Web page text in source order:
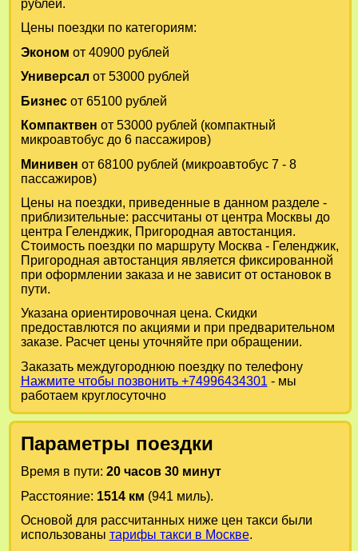
рублей.
Цены поездки по категориям:
Эконом от 40900 рублей
Универсал от 53000 рублей
Бизнесот 65100 рублей
Компактвен от 53000 рублей (компактный
микроавтобус до 6 пассажиров)
Минивен от 68100 рублей (микроавтобус 7 - 8
пассажиров)
Цены на поездки, приведенные в данном разделе -
приблизительные: рассчитаны от центра Москвы до
центра Геленджик, Пригородная автостанция.
Стоимость поездки по маршруту Москва - Геленджик,
Пригородная автостанция является фиксированной
при оформлении заказа и не зависит от остановок в
пути.
Указана ориентировочная цена. Скидки
предоставлются по акциями и при предварительном
заказе. Расчет цены уточняйте при обращении.
Заказать междугороднюю поездку по телефону
Нажмите чтобы позвонить +74996434301 - мы
работаем круглосуточно
Параметры поездки
Время в пути: 20 часов 30 минут
Расстояние: 1514 км (941 миль).
Основой для рассчитанных ниже цен такси были
использованы тарифы такси в Москве.